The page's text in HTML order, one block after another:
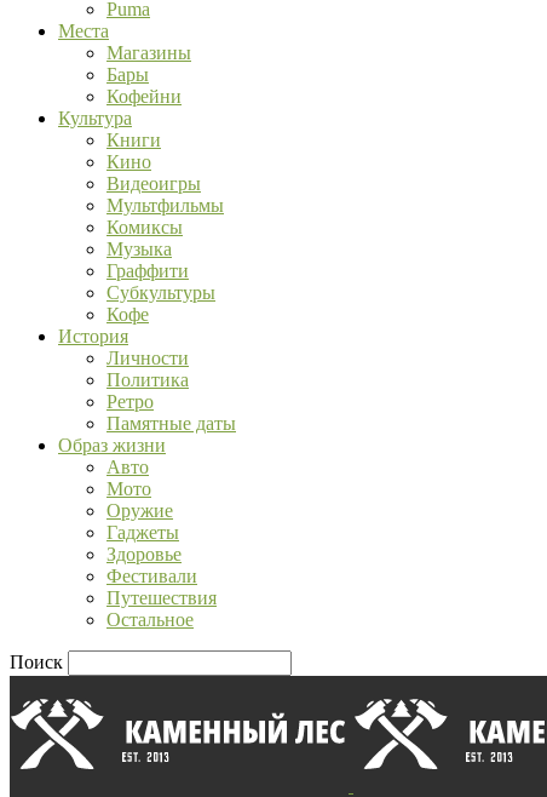
Puma
Места
Магазины
Бары
Кофейни
Культура
Книги
Кино
Видеоигры
Мультфильмы
Комиксы
Музыка
Граффити
Субкультуры
Кофе
История
Личности
Политика
Ретро
Памятные даты
Образ жизни
Авто
Мото
Оружие
Гаджеты
Здоровье
Фестивали
Путешествия
Остальное
Поиск